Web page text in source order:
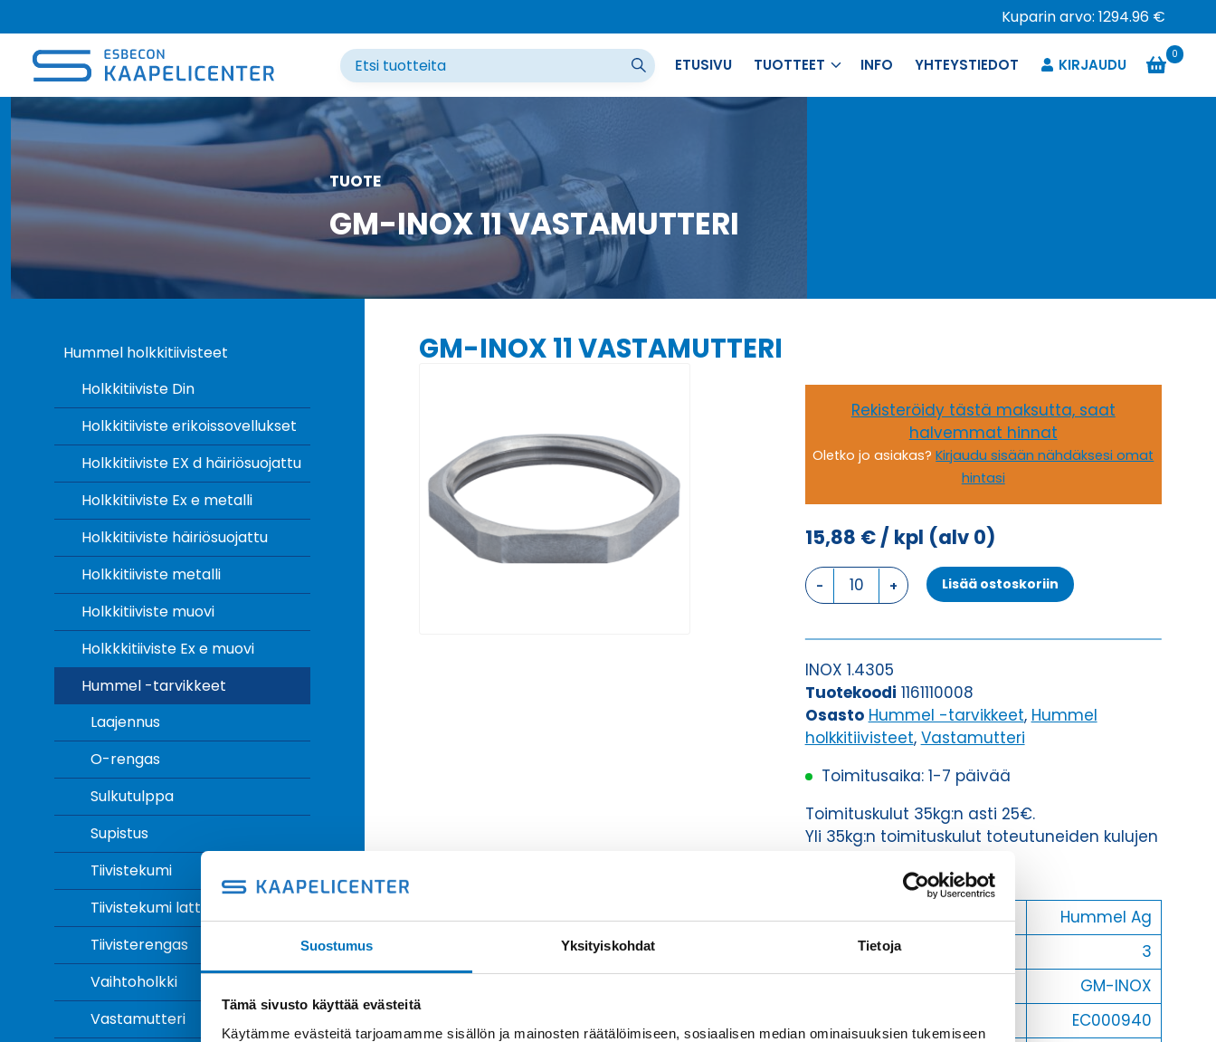
Suostumus Yksityiskohdat Tietoja
Tämä sivusto käyttää evästeitä
Käytämme evästeitä tarjoamamme sisällön ja mainosten räätälöimiseen, sosiaalisen median ominaisuuksien tukemiseen
sisältöön
Kuparin arvo: 1294.96 €
ETUSIVU TUOTTEET INFO YHTEYSTIEDOT KIRJAUDU
0
TUOTE
GM-INOX 11 VASTAMUTTERI
Hummel holkkitiivisteet
Holkkitiiviste Din
Holkkitiiviste erikoissovellukset
Holkkitiiviste EX d häiriösuojattu
Holkkitiiviste Ex e metalli
Holkkitiiviste häiriösuojattu
Holkkitiiviste metalli
Holkkitiiviste muovi
Holkkkitiiviste Ex e muovi
Hummel -tarvikkeet
Laajennus
O-rengas
Sulkutulppa
Supistus
Tiivistekumi
Tiivistekumi lattakaapeli
Tiivisterengas
Vaihtoholkki
Vastamutteri
GM-INOX 11 VASTAMUTTERI
Rekisteröidy tästä maksutta, saat
halvemmat hinnat
Oletko jo asiakas?Kirjaudu sisään nähdäksesi omat
hintasi
15,88 €/ kpl (alv 0)
GM-
INOX
VASTAMUTTERI
määrä
Lisää ostoskoriin
INOX 1.4305
Tuotekoodi 1161110008
Osasto Hummel -tarvikkeet, Hummel
holkkitiivisteet, Vastamutteri
Toimitusaika: 1-7 päivää
Toimituskulut 35kg:n asti 25€.
Yli 35kg:n toimituskulut toteutuneiden kulujen
Valmistaja
Hummel Ag
Korkeus H
3
GM-INOX
EC000940